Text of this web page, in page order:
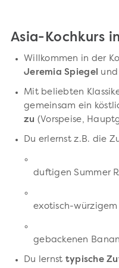
Asia-Kochkurs
Willkommen in der
Jeremia Spiegel und
Mit beliebten
gemeinsam ein
zu (Vorspeise,
Du erlernst z.B. die
duftigen Summer
exotisch-würzigem
gebackenen
Du lernst typische